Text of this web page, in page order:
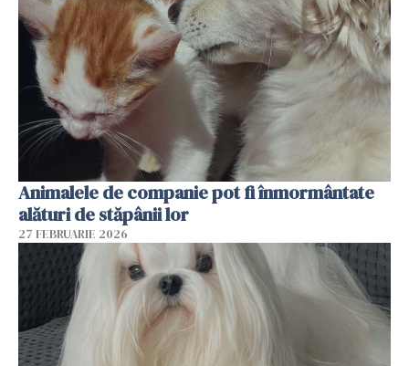
Animalele de companie pot fi înmormântate
alături de stăpânii lor
27 FEBRUARIE 2026